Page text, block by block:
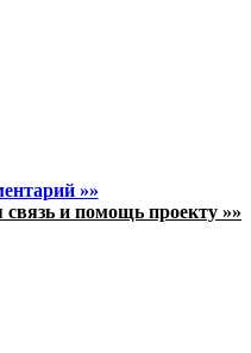
»»
связь и помощь проекту »»